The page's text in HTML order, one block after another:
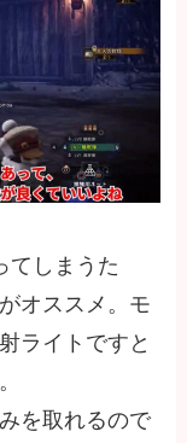
てしまうた
オススメ。モ
ライトですと
を取れるので